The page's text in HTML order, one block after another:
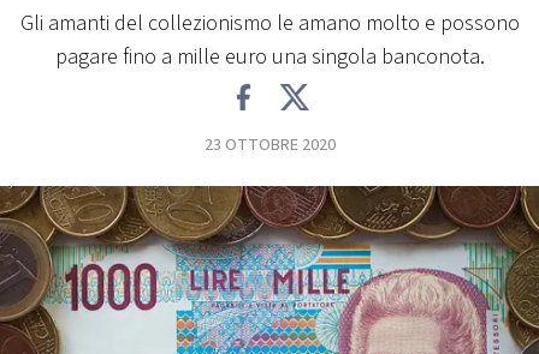
PLAYLIST
CONCORSI
EVENTI
Gli amanti del collezionismo le amano molto e possono
pagare fino a mille euro una singola banconota.
23 OTTOBRE 2020